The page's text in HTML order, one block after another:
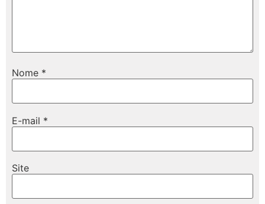
Nome *
E-mail *
Site